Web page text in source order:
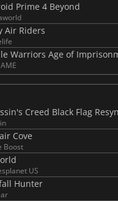
Prime 4 Beyond
Air Riders
Warriors Age of
Creed Black Flag
Cove
Boost
US
Hunter